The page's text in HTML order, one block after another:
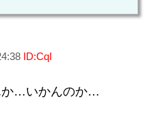
ID:CqI
か…いかんのか…